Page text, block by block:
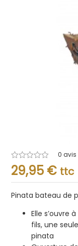
Note
0.001
0 avis
29,95 € ttc
Pinata bateau de
Elle s’ouvre
fils, une
pinata